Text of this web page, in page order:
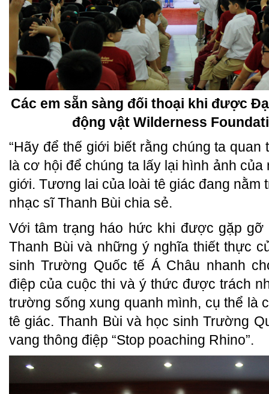
Các em sẵn sàng đối thoại khi được
động vật Wilderness
“Hãy để thế giới biết rằng chúng ta
là cơ hội để chúng ta lấy lại hình ảnh
giới. Tương lai của loài tê giác đang nằm
nhạc sĩ Thanh Bùi chia sẻ.
Với tâm trạng háo hức khi được gặp
Thanh Bùi và những ý nghĩa thiết thực
sinh Trường Quốc tế Á Châu nhanh
điệp của cuộc thi và ý thức được trách
trường sống xung quanh mình, cụ thể là
tê giác. Thanh Bùi và học sinh Trường
vang thông điệp “Stop poaching Rhino”.